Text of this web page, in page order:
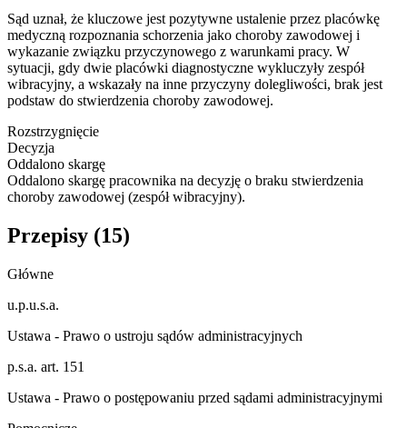
Sąd uznał, że kluczowe jest pozytywne ustalenie przez placówkę
medyczną rozpoznania schorzenia jako choroby zawodowej i
wykazanie związku przyczynowego z warunkami pracy. W
sytuacji, gdy dwie placówki diagnostyczne wykluczyły zespół
wibracyjny, a wskazały na inne przyczyny dolegliwości, brak jest
podstaw do stwierdzenia choroby zawodowej.
Rozstrzygnięcie
Decyzja
Oddalono skargę
Oddalono skargę pracownika na decyzję o braku stwierdzenia
choroby zawodowej (zespół wibracyjny).
Przepisy (15)
Główne
u.p.u.s.a.
Ustawa - Prawo o ustroju sądów administracyjnych
p.s.a. art. 151
Ustawa - Prawo o postępowaniu przed sądami administracyjnymi